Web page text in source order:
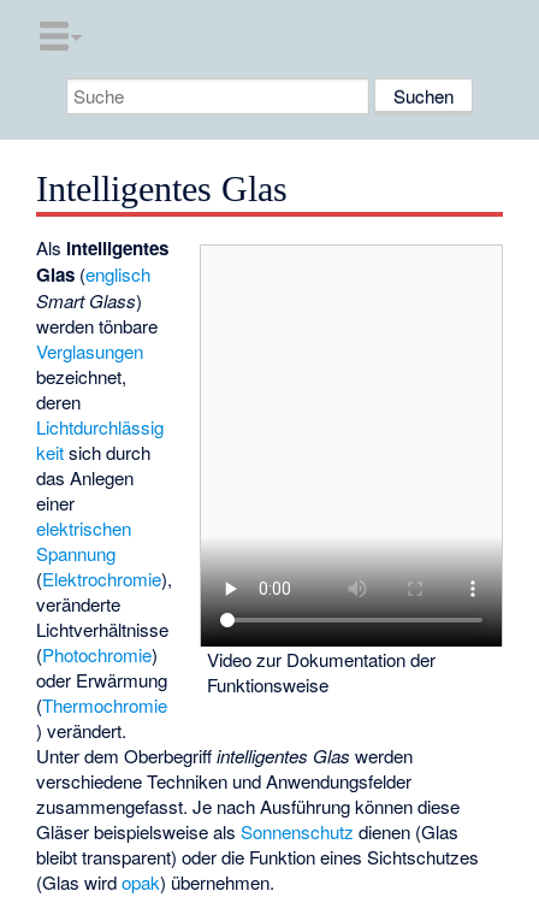
Intelligentes Glas
Video zur Dokumentation der
Funktionsweise
Als intelligentes
Glas (englisch
Smart Glass)
werden tönbare
Verglasungen
bezeichnet,
deren
Lichtdurchlässig
keitsich durch
das Anlegen
einer
elektrischen
Spannung
(Elektrochromie),
veränderte
Lichtverhältnisse
(Photochromie)
oder Erwärmung
(Thermochromie
) verändert.
Unter dem Oberbegriffintelligentes Glas werden
verschiedene Techniken und Anwendungsfelder
zusammengefasst. Je nach Ausführung können diese
Gläser beispielsweise alsSonnenschutz dienen (Glas
bleibt transparent) oder die Funktion eines Sichtschutzes
(Glas wirdopak) übernehmen.